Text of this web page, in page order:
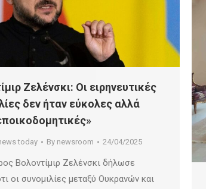
Ζελένσκι: Οι ειρηνευτικές
δεν ήταν εύκολες αλλά
today By newsroom 24/04/2025
Βολοντίμιρ Ζελένσκι δήλωσε
οι συνομιλίες μεταξύ Ουκρανών και